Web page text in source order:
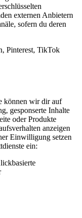
externen Anbietern
sofern du deren
Pinterest, TikTok
können wir dir auf
gesponserte Inhalte
oder Produkte
anzeigen
Einwilligung setzen
ein: